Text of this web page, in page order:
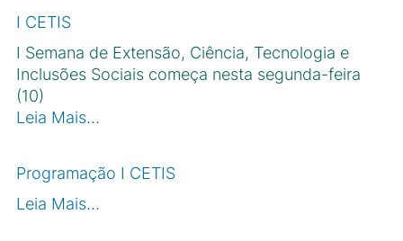
I CETIS
I Semana de Extensão, Ciência, Tecnologia e
Inclusões Sociais começa nesta segunda-feira
(10)
Leia Mais…
Programação I CETIS
Leia Mais…